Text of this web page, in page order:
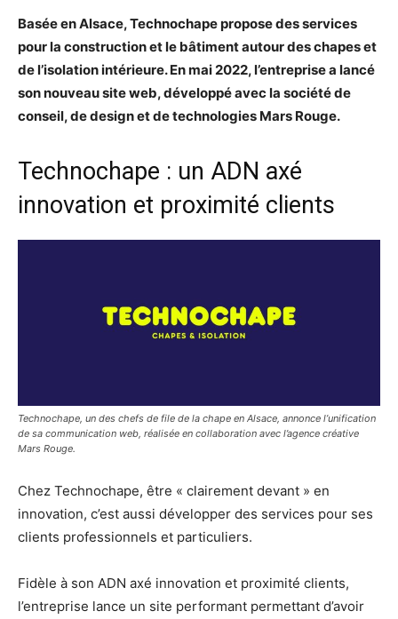
Basée en Alsace, Technochape propose des services
pour la construction et le bâtiment autour des chapes et
de l’isolation intérieure. En mai 2022, l’entreprise a lancé
son nouveau site web, développé avec la société de
conseil, de design et de technologies Mars Rouge.
Technochape : un ADN axé
innovation et proximité clients
Technochape, un des chefs de file de la chape en Alsace, annonce l’unification
de sa communication web, réalisée en collaboration avec l’agence créative
Mars Rouge.
Chez Technochape, être « clairement devant » en
innovation, c’est aussi développer des services pour ses
clients professionnels et particuliers.
Fidèle à son ADN axé innovation et proximité clients,
l’entreprise lance un site performant permettant d’avoir